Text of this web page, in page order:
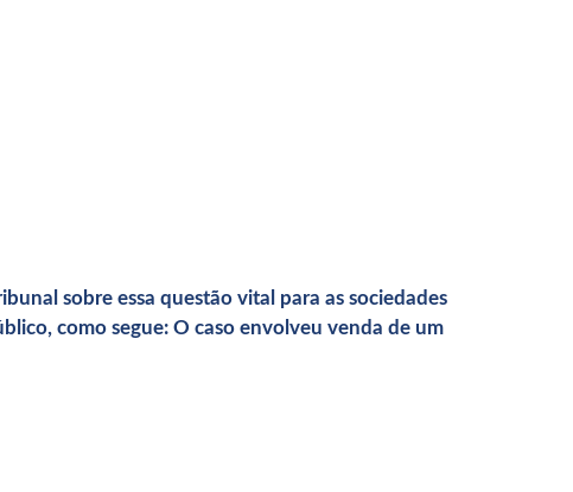
sobre essa questão vital para as sociedades
como segue: O caso envolveu venda de um